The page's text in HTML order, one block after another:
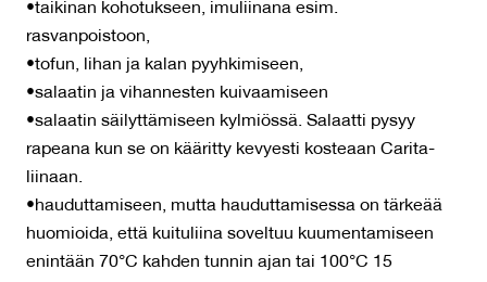
•taikinan kohotukseen, imuliinana esim.
rasvanpoistoon,
•tofun, lihan ja kalan pyyhkimiseen,
•salaatin ja vihannesten kuivaamiseen
•salaatin säilyttämiseen kylmiössä. Salaatti pysyy
rapeana kun se on kääritty kevyesti kosteaan Carita-
liinaan.
•hauduttamiseen, mutta hauduttamisessa on tärkeää
huomioida, että kuituliina soveltuu kuumentamiseen
enintään 70°C kahden tunnin ajan tai 100°C 15